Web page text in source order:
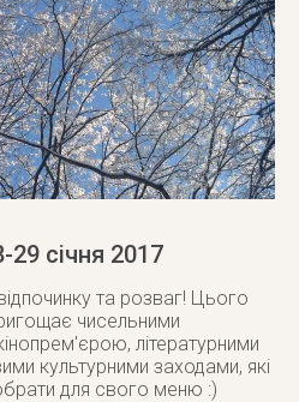
29 січня 2017
та розваг! Цього
чисельними
літературними
культурними заходами, які
для свого меню :)